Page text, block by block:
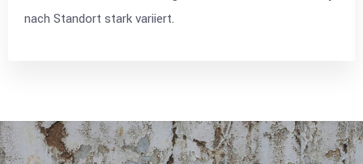
nach Standort stark variiert.